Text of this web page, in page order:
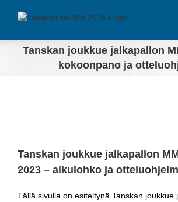
Tanskan joukkue jalkapallon
kokoonpano ja
Tanskan joukkue jalkapallon
2023 – alkulohko ja
Tällä sivulla on esiteltynä Tanskan joukkue